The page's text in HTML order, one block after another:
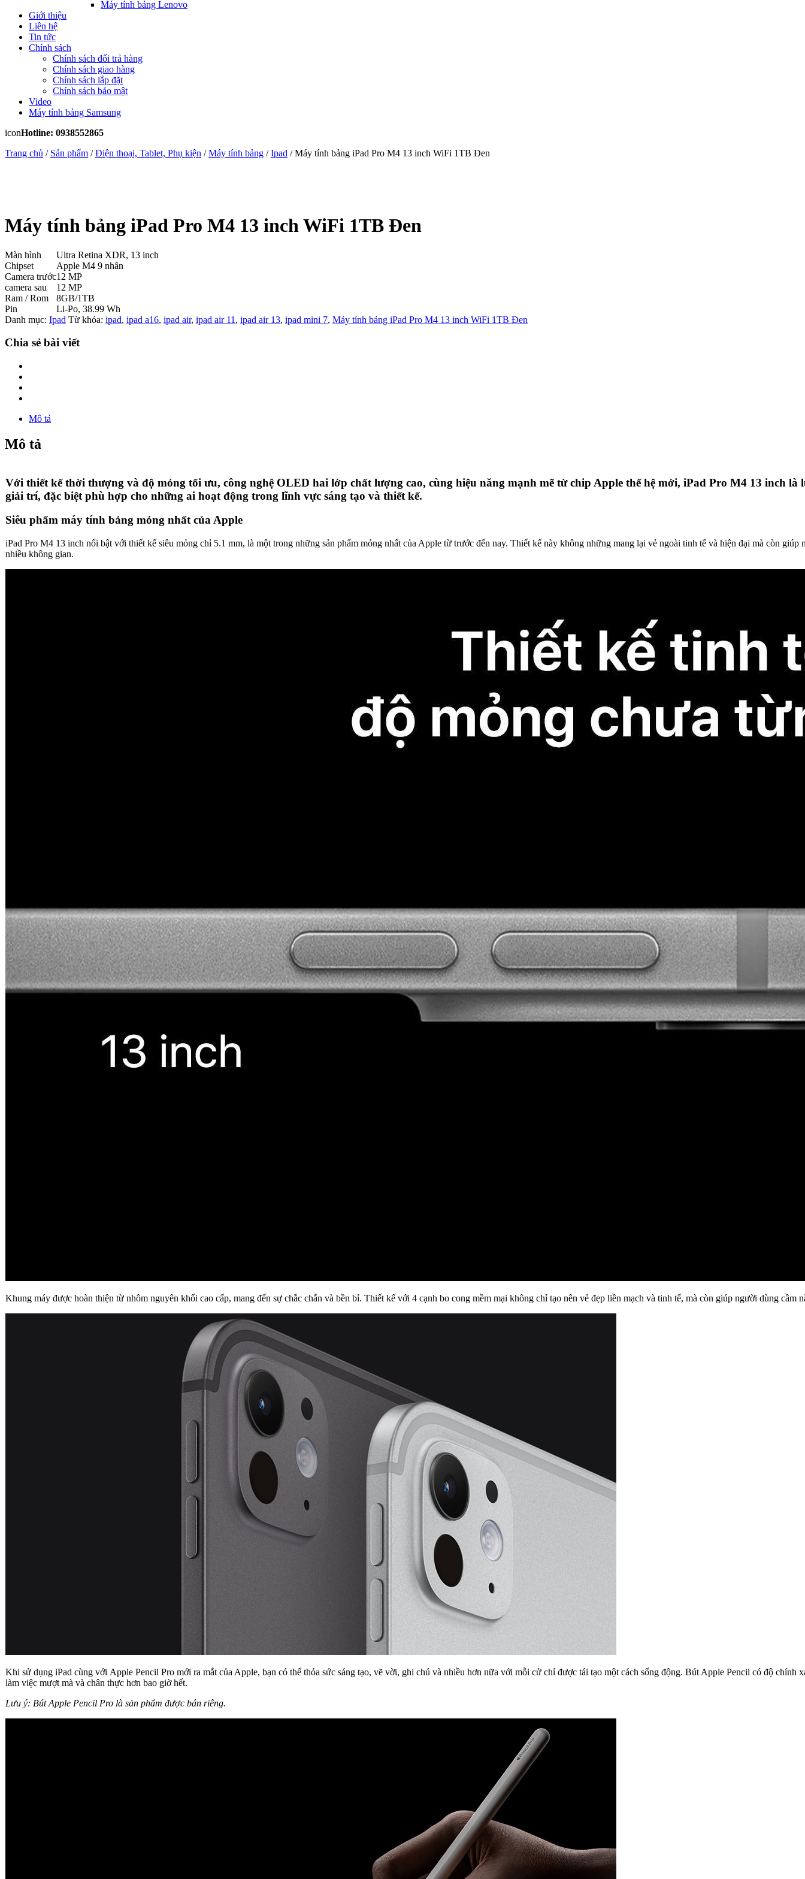
Máy tính bảng Lenovo
Giới thiệu
Liên hệ
Tin tức
Chính sách
Chính sách đổi trả hàng
Chính sách giao hàng
Chính sách lắp đặt
Chính sách bảo mật
Video
Máy tính bảng Samsung
iconHotline: 0938552865
Trang chủ / Sản phẩm /Điện thoại, Tablet, Phụ kiện /Máy tính bảng /Ipad / Máy tính bảng iPad Pro M4 13 inch WiFi 1TB Đen
Máy tính bảng iPad Pro M4 13 inch WiFi 1TB Đen
Màn hình
Ultra Retina XDR, 13 inch
Chipset
Apple M4 9 nhân
Camera trước12 MP
camera sau
12 MP
Ram / Rom
8GB/1TB
Pin
Li-Po, 38.99 Wh
Danh mục: Ipad Từ khóa: ipad, ipad a16, ipad air, ipad air 11 , ipad air 13, ipad mini 7, Máy tính bảng iPad Pro M4 13 inch WiFi 1TB Đen
Chia sẻ bài viết
Mô tả
Mô tả
Với thiết kế thời thượng và độ mỏng tối ưu, công nghệ OLED hai lớp chất lượng cao, cùng hiệu năng mạnh mẽ từ chip Apple thế hệ mới, iPad Pro M4 13 inch
giải trí, đặc biệt phù hợp cho những ai hoạt động trong lĩnh vực sáng tạo và thiết kế.
Siêu phẩm máy tính bảng mỏng nhất của Apple
iPad Pro M4 13 inch nổi bật với thiết kế siêu mỏng chỉ 5.1 mm, là một trong những sản phẩm mỏng nhất của Apple từ trước đến nay. Thiết kế này không những mang lại vẻ ngoài tinh tế và hiện đại mà còn
nhiều không gian.
Khung máy được hoàn thiện từ nhôm nguyên khối cao cấp, mang đến sự chắc chắn và bền bỉ. Thiết kế với 4 cạnh bo cong mềm mại không chỉ tạo nên vẻ đẹp liền mạch và tinh tế, mà còn giúp người dùng cầm
Khi sử dụng iPad cùng với Apple Pencil Pro mới ra mắt của Apple, bạn có thể thỏa sức sáng tạo, vẽ vời, ghi chú và nhiều hơn nữa với mỗi cử chỉ được tái tạo một cách sống động. Bút Apple Pencil có độ
làm việc mượt mà và chân thực hơn bao giờ hết.
Lưu ý: Bút Apple Pencil Pro là sản phẩm được bán riêng.